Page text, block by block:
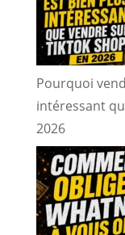
Pourquoi
intéressant
2026